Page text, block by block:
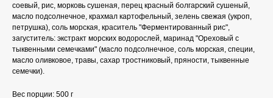
соевый, рис, морковь сушеная, перец красный болгарский сушеный,
масло подсолнечное, крахмал картофельный, зелень свежая (укроп,
петрушка), соль морская, краситель "Ферментированный рис",
загуститель: экстракт морских водорослей, маринад "Ореховый с
тыквенными семечками" (масло подсолнечное, соль морская, специи,
масло оливковое, травы, сахар тростниковый, пряности, тыквенные
семечки).
Вес порции: 500 г